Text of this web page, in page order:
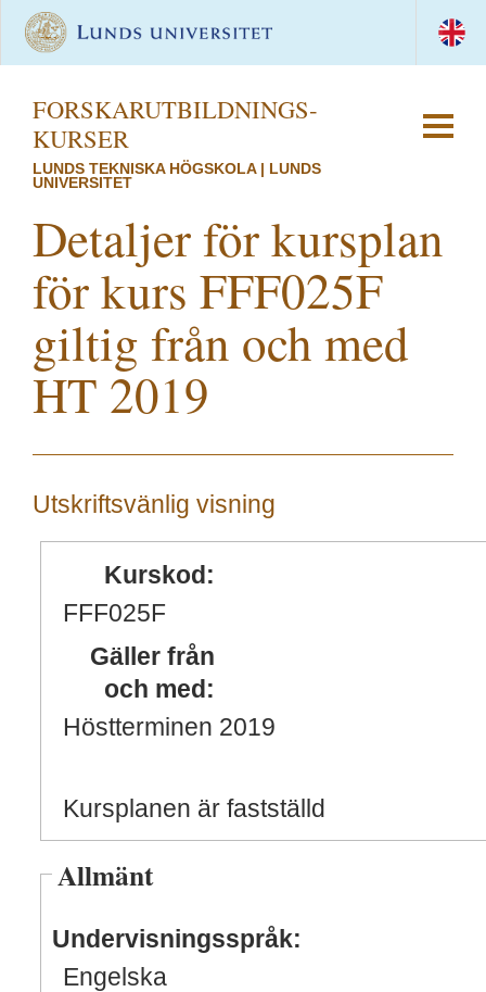
FORSKAR­UTBILDNINGS­
KURSER
LUNDS TEKNISKA HÖGSKOLA | LUNDS
UNIVERSITET
Detaljer för kursplan
för kurs FFF025F
giltig från och med
HT 2019
Utskriftsvänlig visning
Kurskod:
FFF025F
Gäller från
och med:
Höstterminen 2019
Kursplanen är fastställd
Allmänt
Undervisningsspråk:
Engelska